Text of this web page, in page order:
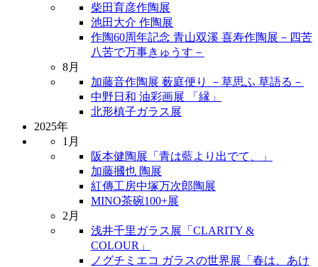
柴田育彦作陶展
池田大介 作陶展
作陶60周年記念 青山双溪 喜寿作陶展－四苦
八苦で万事きゅうす－
8月
加藤音作陶展 薮庭便り －草思ふ 草語る－
中野日和 油彩画展 「縁」
北形槙子ガラス展
2025年
1月
阪本健陶展「青は藍より出でて、」
加藤摑也 陶展
紅傳工房中塚万次郎陶展
MINO茶碗100+展
2月
浅井千里ガラス展「CLARITY &
COLOUR」
ノグチミエコ ガラスの世界展「春は、あけ